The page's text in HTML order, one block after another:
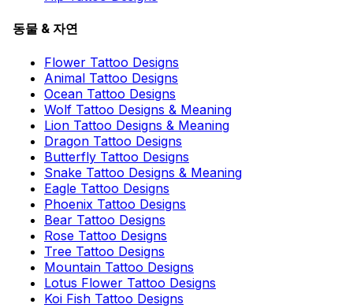
동물 & 자연
Flower Tattoo Designs
Animal Tattoo Designs
Ocean Tattoo Designs
Wolf Tattoo Designs & Meaning
Lion Tattoo Designs & Meaning
Dragon Tattoo Designs
Butterfly Tattoo Designs
Snake Tattoo Designs & Meaning
Eagle Tattoo Designs
Phoenix Tattoo Designs
Bear Tattoo Designs
Rose Tattoo Designs
Tree Tattoo Designs
Mountain Tattoo Designs
Lotus Flower Tattoo Designs
Koi Fish Tattoo Designs